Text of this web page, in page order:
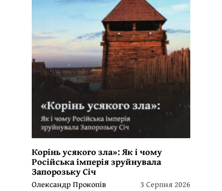
Корінь усякого зла»: Як і чому
Російська імперія зруйнувала
Запорозьку Січ
Олександр Прокопів 3 Серпня 2026